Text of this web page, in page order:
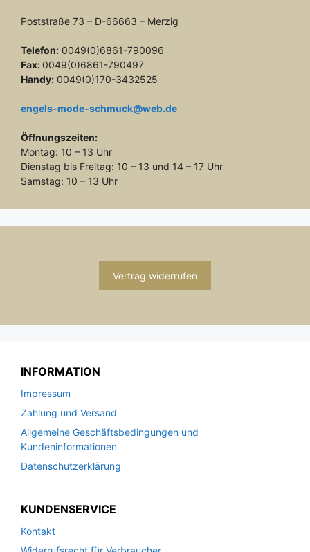
Poststraße 73 – D-66663 – Merzig
Telefon: 0049(0)6861-790096
Fax: 0049(0)6861-790497
Handy: 0049(0)170-3432525
engels-mode-schmuck@web.de
Öffnungszeiten:
Montag: 10 – 13 Uhr
Dienstag bis Freitag: 10 – 13 und 14 – 17 Uhr
Samstag: 10 – 13 Uhr
Vertrag widerrufen
INFORMATION
Impressum
Zahlung und Versand
Allgemeine Geschäftsbedingungen und
Kundeninformationen
Datenschutzerklärung
KUNDENSERVICE
Kontakt